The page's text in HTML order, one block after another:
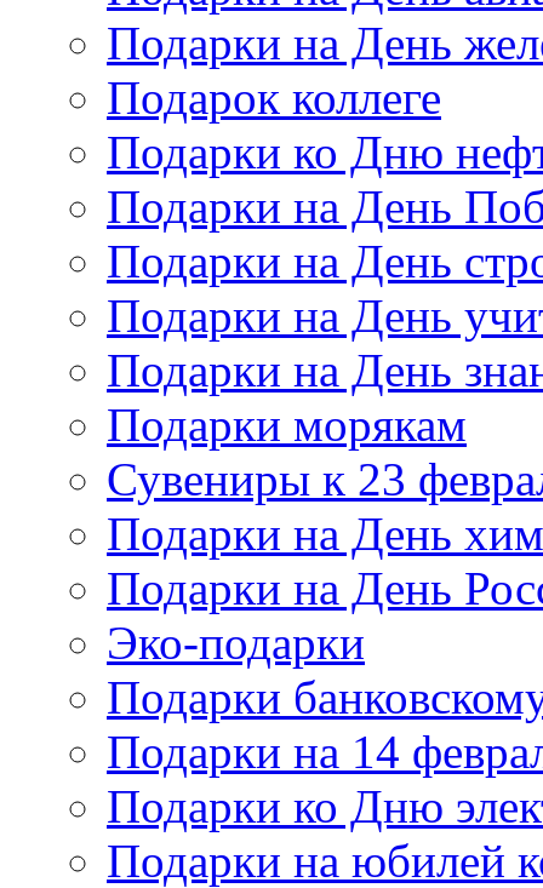
Подарки на День
Подарок коллеге
Подарки ко Дню
Подарки на День
Подарки на День
Подарки на День
Подарки на День
Подарки морякам
Сувениры к 23
Подарки на День
Подарки на День
Эко-подарки
Подарки
Подарки на 14
Подарки ко Дню
Подарки на юбилей